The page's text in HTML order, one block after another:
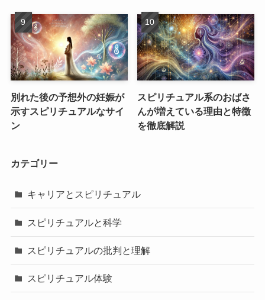
別れた後の予想外の妊娠が
示すスピリチュアルなサイ
ン
スピリチュアル系のおばさ
んが増えている理由と特徴
を徹底解説
カテゴリー
キャリアとスピリチュアル
スピリチュアルと科学
スピリチュアルの批判と理解
スピリチュアル体験